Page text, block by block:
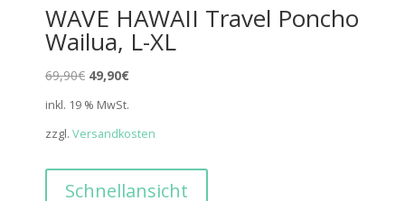
WAVE HAWAII Travel Poncho
Wailua, L-XL
69,90€ Ursprünglicher
69,90€
49,90€Aktueller
49,90€.
inkl. 19 % MwSt.
zzgl. Versandkosten
Schnellansicht